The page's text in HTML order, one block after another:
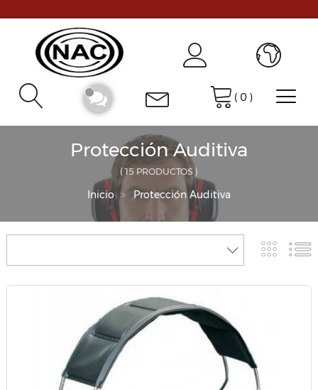
( 0 )
Protección Auditiva
( 15 PRODUCTOS )
Inicio Protección Auditiva